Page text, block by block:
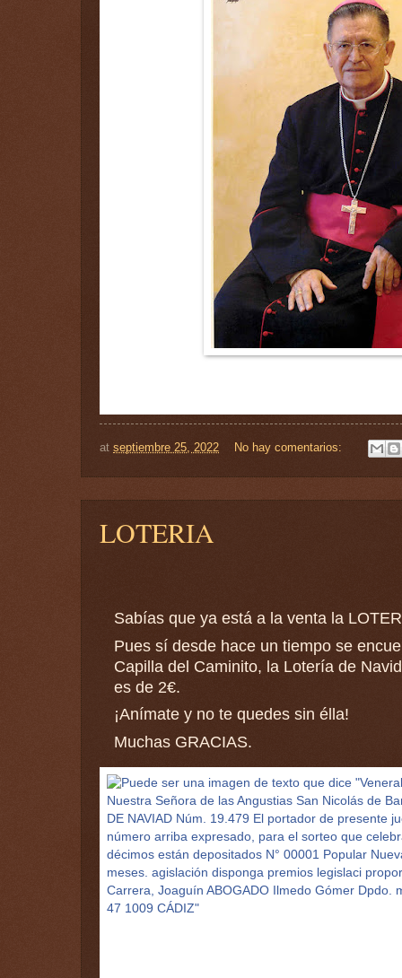
at septiembre 25, 2022 No hay comentarios:
LOTERIA
Sabías que ya está a la venta la
Pues sí desde hace un tiempo se
Capilla del Caminito, la Lotería de
es de 2€.
¡Anímate y no te quedes sin élla!
Muchas GRACIAS.